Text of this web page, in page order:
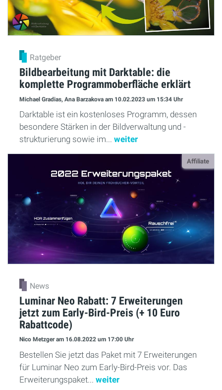
Ratgeber
Bildbearbeitung mit Darktable: die
komplette Programmoberfläche erklärt
Michael Gradias, Ana Barzakova am 10.02.2023 um 15:34 Uhr
Darktable ist ein kostenloses Programm, dessen
besondere Stärken in der Bildverwaltung und -
strukturierung sowie im... weiter
Affiliate
News
Luminar Neo Rabatt: 7 Erweiterungen
jetzt zum Early-Bird-Preis (+ 10 Euro
Rabattcode)
Nico Metzgeram 16.08.2022 um 17:00 Uhr
Bestellen Sie jetzt das Paket mit 7 Erweiterungen
für Luminar Neo zum Early-Bird-Preis vor. Das
Erweiterungspaket... weiter